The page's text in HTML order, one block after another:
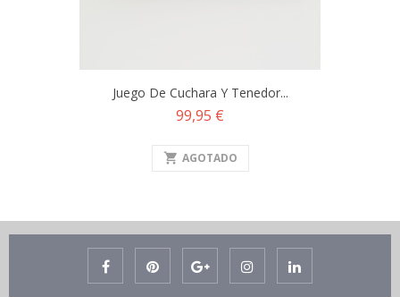
Juego De Cuchara Y Tenedor...
Precio
99,95 €
shopping_cart AGOTADO